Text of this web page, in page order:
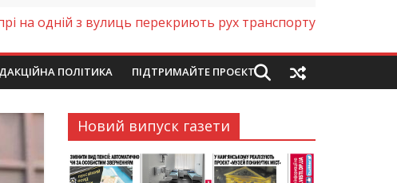
на одній з вулиць перекриють рух транспорту
ПОЛІТИКА ПІДТРИМАЙТЕ ПРОЄКТ
Новий випуск газети